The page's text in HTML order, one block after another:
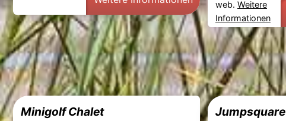
web. Weitere
Informationen
Minigolf Chalet Jumpsquare